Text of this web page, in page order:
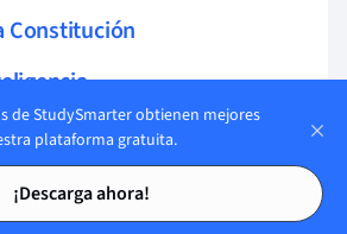
Tarjetas de estudio
Tarjetas de estudio
Constitución
de StudySmarter obtienen mejores
plataforma gratuita.
¡Descarga ahora!